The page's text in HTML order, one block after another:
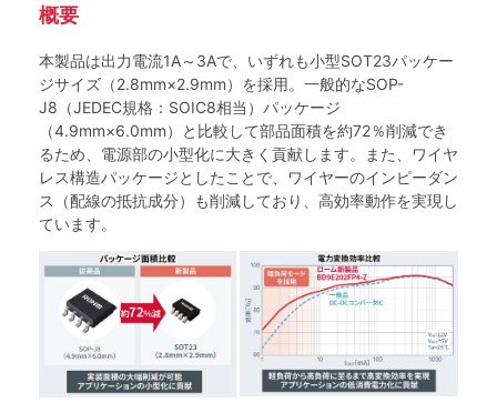
概要
本製品は出力電流1A～3Aで、いずれも小型SOT23パッケー
ジサイズ（2.8mm×2.9mm）を採用。一般的なSOP-
J8（JEDEC規格：SOIC8相当）パッケージ
（4.9mm×6.0mm）と比較して部品面積を約72％削減でき
るため、電源部の小型化に大きく貢献します。また、ワイヤ
レス構造パッケージとしたことで、ワイヤーのインピーダン
ス（配線の抵抗成分）も削減しており、高効率動作を実現し
ています。